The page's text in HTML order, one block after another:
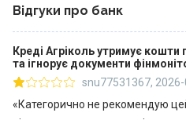
Відгуки про банк
Креді Агріколь утримує кошти
та ігнорує документи
snu77531367, 2026-
«Категорично не рекомендую